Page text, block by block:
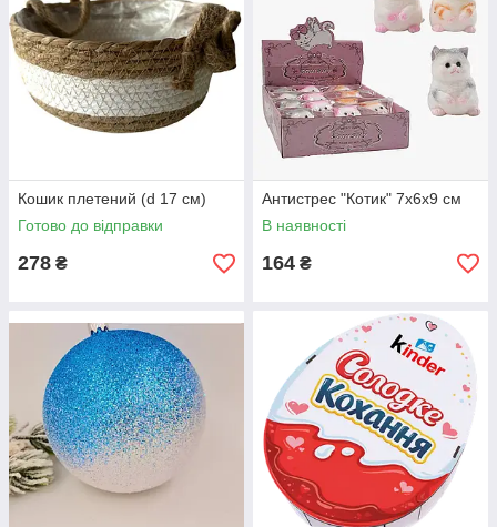
Кошик плетений (d 17 см)
Готово до відправки
278 ₴
Антистрес "Котик" 7х6х9 см
В наявності
164 ₴